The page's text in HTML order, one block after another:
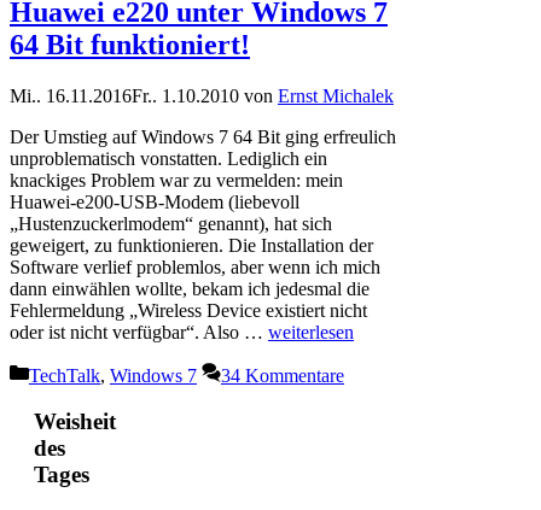
Huawei e220 unter Windows 7
64 Bit funktioniert!
Mi.. 16.11.2016Fr.. 1.10.2010 von Ernst Michalek
Der Umstieg auf Windows 7 64 Bit ging erfreulich
unproblematisch vonstatten. Lediglich ein
knackiges Problem war zu vermelden: mein
Huawei-e200-USB-Modem (liebevoll
„Hustenzuckerlmodem“ genannt), hat sich
geweigert, zu funktionieren. Die Installation der
Software verlief problemlos, aber wenn ich mich
dann einwählen wollte, bekam ich jedesmal die
Fehlermeldung „Wireless Device existiert nicht
oder ist nicht verfügbar“. Also … weiterlesen
Kategorien
TechTalk, Windows 7 34 Kommentare
Weisheit
des
Tages